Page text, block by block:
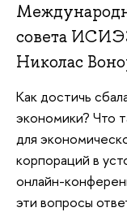
совета
Николас
Как достичь
экономики? Что
для
корпораций в
онлайн-
эти вопросы